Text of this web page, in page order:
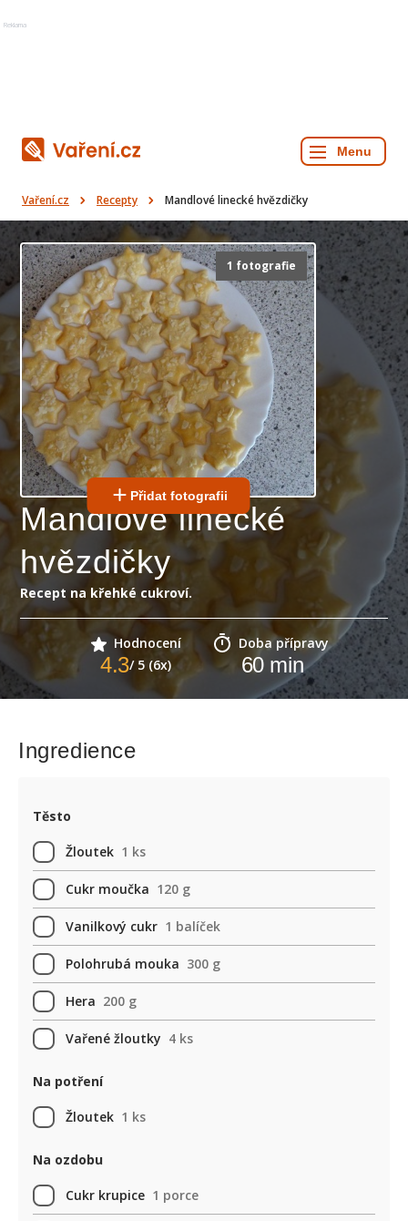
Reklama
Vaření.cz Recepty Mandlové linecké hvězdičky
1 fotografie
Přidat fotografii
Mandlové linecké
hvězdičky
Recept na křehké cukroví.
Hodnocení
4.3/ 5 (6x)
Doba přípravy
60min
Ingredience
Těsto
Žloutek 1 ks
Cukr moučka 120 g
Vanilkový cukr 1 balíček
Polohrubá mouka 300 g
Hera 200 g
Vařené žloutky 4 ks
Na potření
Žloutek 1 ks
Na ozdobu
Cukr krupice 1 porce